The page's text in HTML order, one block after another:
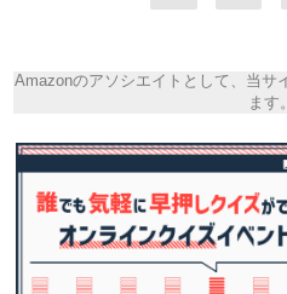
Amazonのアソシエイトとして、当サ
ます。